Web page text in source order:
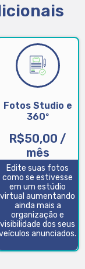
Fotos Studio e
360º
R$50,00 /
mês
Edite suas fotos
como se estivesse
em um estúdio
virtual aumentando
ainda mais a
organização e
visibilidade dos seus
anunciados.